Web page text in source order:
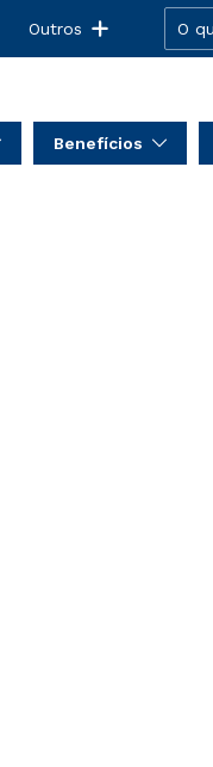
Outros
Benefícios